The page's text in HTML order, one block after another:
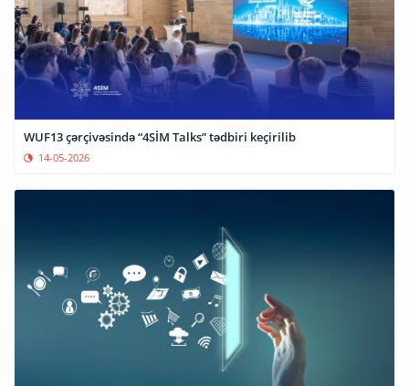
WUF13 çərçivəsində “4SİM Talks” tədbiri keçirilib
14-05-2026